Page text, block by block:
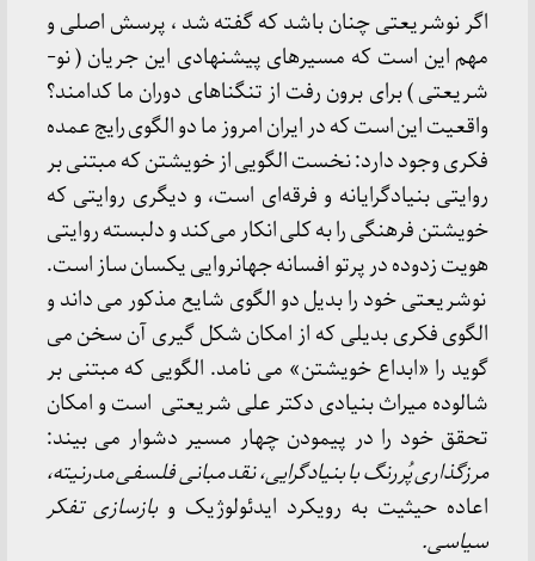
اگر نوشریعتی چنان باشد که گفته شد ، پرسش اصلی و
مهم این است که مسیرهای پیشنهادی این جریان ( نو-
شریعتی ) برای برون رفت از تنگناهای دوران ما کدامند؟
واقعیت این است که در ایران امروز ما دو الگوی رایج عمده
فکری وجود دارد: نخست الگویی از خویشتن که مبتنی بر
روایتی بنیادگرایانه و فرقه‌ای است، و دیگری روایتی که
خویشتن فرهنگی را به کلی انکار می‌کند و دلبسته روایتی
هویت زدوده در پرتو افسانه جهانروایی یکسان ساز است.
نوشریعتی خود را بدیل دو الگوی شایع مذکور می داند و
الگوی فکری بدیلی که از امکان شکل گیری آن سخن می
گوید را «ابداع خویشتن» می نامد. الگویی که مبتنی بر
شالوده میراث بنیادی دکتر علی شریعتی است و امکان
تحقق خود را در پیمودن چهار مسیر دشوار می بیند:
مرزگذاری پُررنگ با بنیادگرایی، نقد مبانی فلسفی مدرنیته،
اعاده حیثیت به رویکرد ایدئولوژیک و بازسازی تفکر
سیاسی.